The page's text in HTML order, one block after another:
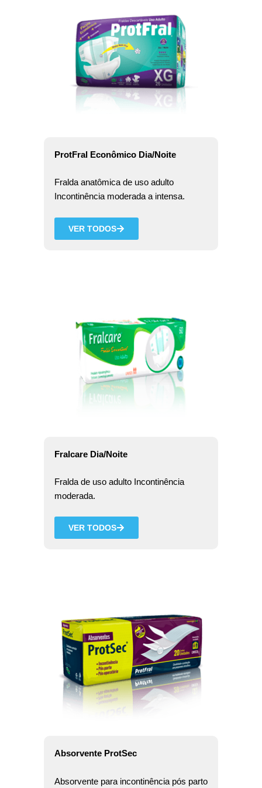
ProtFral Econômico Dia/Noite
Fralda anatômica de uso adulto
Incontinência moderada a intensa.
VER TODOS
Fralcare Dia/Noite
Fralda de uso adulto Incontinência
moderada.
VER TODOS
Absorvente ProtSec
Absorvente para incontinência pós parto